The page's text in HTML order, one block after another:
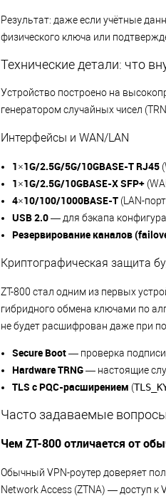
Результат: даже если учётные
физического ключа или
Технические детали: что
Устройство построено на
генератором случайных чисел
Интерфейсы и WAN/LAN
1×1G/2.5G/5G/10GBASE-T RJ45
1×1G/2.5G/10GBASE-X SFP+
4×10/100/1000BASE-T (LAN-
USB 2.0— для бэкапа
Резервирование каналов
Криптографическая защита
ZT-800 стал одним из первых
гибридного обмена ключами по
не будет расшифрован даже при
Secure Boot— проверка
Hardware TRNG— настоящие
TLS с PQC-расширением (
Часто задаваемые
Чем ZT-800 отличается от
Обычный VPN-роутер доверяет
Network Access (ZTNA) — доступ к